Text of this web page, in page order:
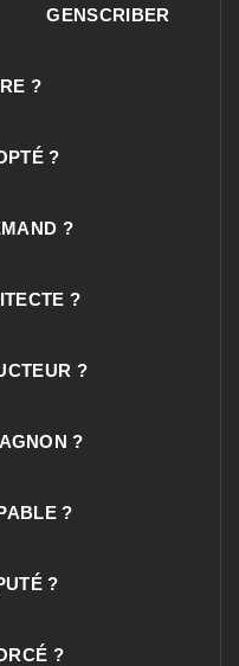
GENSCRIBER
?
?
?
?
?
?
?
?
?